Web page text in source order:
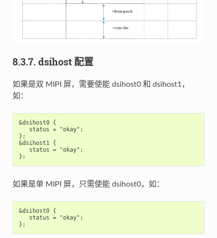
8.3.7. dsihost 配置
如果是双 MIPI 屏，需要使能 dsihost0 和 dsihost1，
如：
&dsihost0 {
   status = "okay";
};
&dsihost1 {
   status = "okay";
如果是单 MIPI 屏，只需使能 dsihost0，如：
&dsihost0 {
   status = "okay";